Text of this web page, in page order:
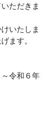
ただきま
いたしま
ます。
令和６年